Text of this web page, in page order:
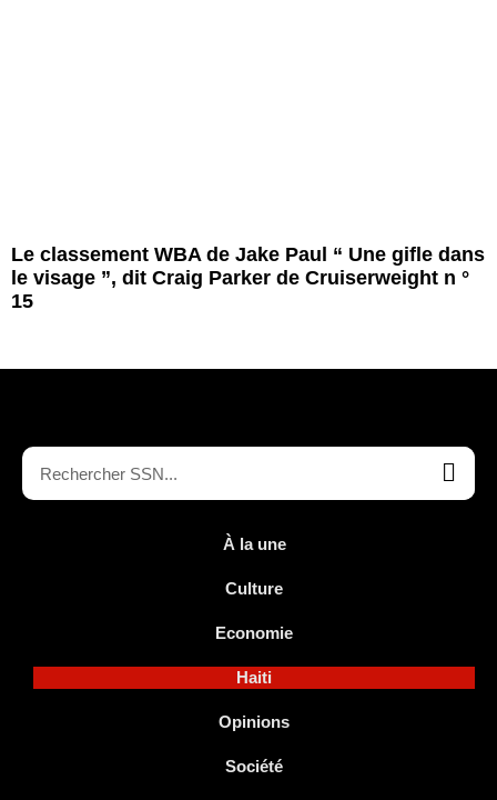
Le classement WBA de Jake Paul “ Une gifle dans
le visage ”, dit Craig Parker de Cruiserweight n °
15
À la une
Culture
Economie
Haiti
Opinions
Société